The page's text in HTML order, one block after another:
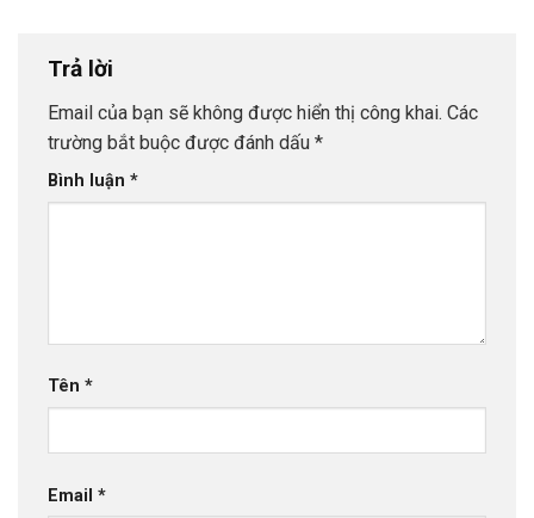
Trả lời
Email của bạn sẽ không được hiển thị công khai. Các
trường bắt buộc được đánh dấu *
Bình luận *
Tên *
Email *